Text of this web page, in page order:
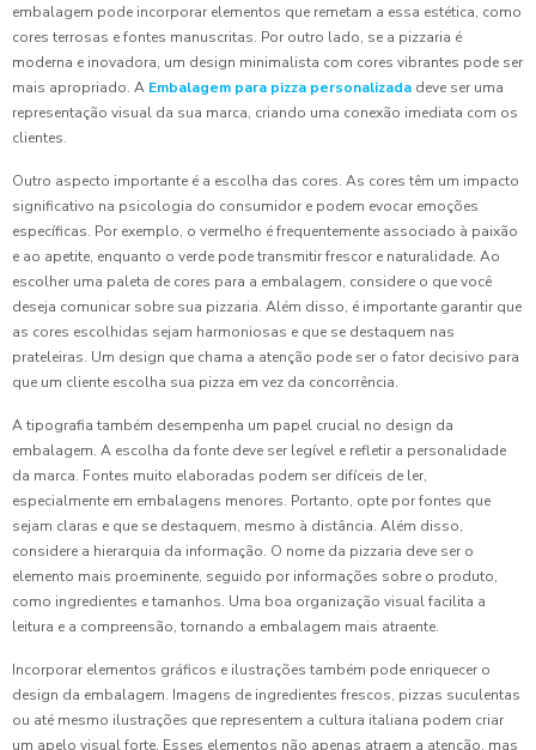
embalagem pode incorporar elementos que remetam a essa estética, como
cores terrosas e fontes manuscritas. Por outro lado, se a pizzaria é
moderna e inovadora, um design minimalista com cores vibrantes pode ser
mais apropriado. A Embalagem para pizza personalizada deve ser uma
representação visual da sua marca, criando uma conexão imediata com os
clientes.
Outro aspecto importante é a escolha das cores. As cores têm um impacto
significativo na psicologia do consumidor e podem evocar emoções
específicas. Por exemplo, o vermelho é frequentemente associado à paixão
e ao apetite, enquanto o verde pode transmitir frescor e naturalidade. Ao
escolher uma paleta de cores para a embalagem, considere o que você
deseja comunicar sobre sua pizzaria. Além disso, é importante garantir que
as cores escolhidas sejam harmoniosas e que se destaquem nas
prateleiras. Um design que chama a atenção pode ser o fator decisivo para
que um cliente escolha sua pizza em vez da concorrência.
A tipografia também desempenha um papel crucial no design da
embalagem. A escolha da fonte deve ser legível e refletir a personalidade
da marca. Fontes muito elaboradas podem ser difíceis de ler,
especialmente em embalagens menores. Portanto, opte por fontes que
sejam claras e que se destaquem, mesmo à distância. Além disso,
considere a hierarquia da informação. O nome da pizzaria deve ser o
elemento mais proeminente, seguido por informações sobre o produto,
como ingredientes e tamanhos. Uma boa organização visual facilita a
leitura e a compreensão, tornando a embalagem mais atraente.
Incorporar elementos gráficos e ilustrações também pode enriquecer o
design da embalagem. Imagens de ingredientes frescos, pizzas suculentas
ou até mesmo ilustrações que representem a cultura italiana podem criar
um apelo visual forte. Esses elementos não apenas atraem a atenção, mas